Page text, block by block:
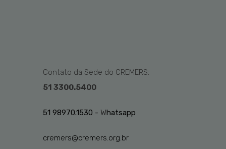
Contato da Sede do CREMERS:
51 3300.5400
51 98970.1530 - Whatsapp
cremers@cremers.org.br